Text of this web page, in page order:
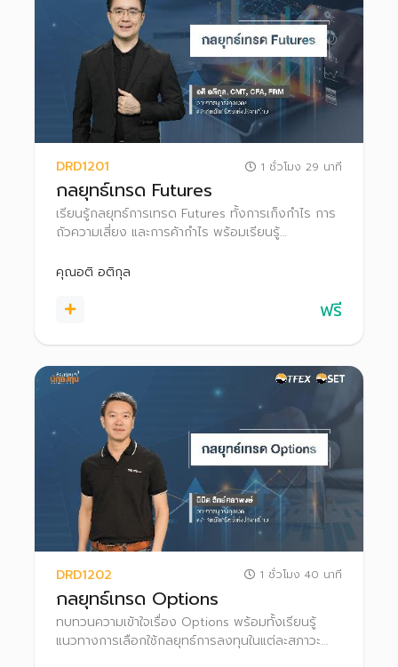
DRD1201 1 ชั่วโมง 29 นาที
กลยุทธ์เทรด Futures
เรียนรู้กลยุทธ์การเทรด Futures ทั้งการเก็งกําไร การ
ถัวความเสี่ยง และการค้ากําไร พร้อมเรียนรู้
คุณอติ อติกุล
ฟรี
DRD1202 1 ชั่วโมง 40 นาที
กลยุทธ์เทรด Options
ทบทวนความเข้าใจเรื่อง Options พร้อมทั้งเรียนรู้
แนวทางการเลือกใช้กลยุทธ์การลงทุนในแต่ละสภาวะ